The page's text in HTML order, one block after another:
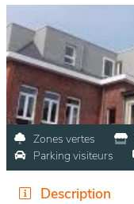
Zones vertes
Parking visiteurs
Description